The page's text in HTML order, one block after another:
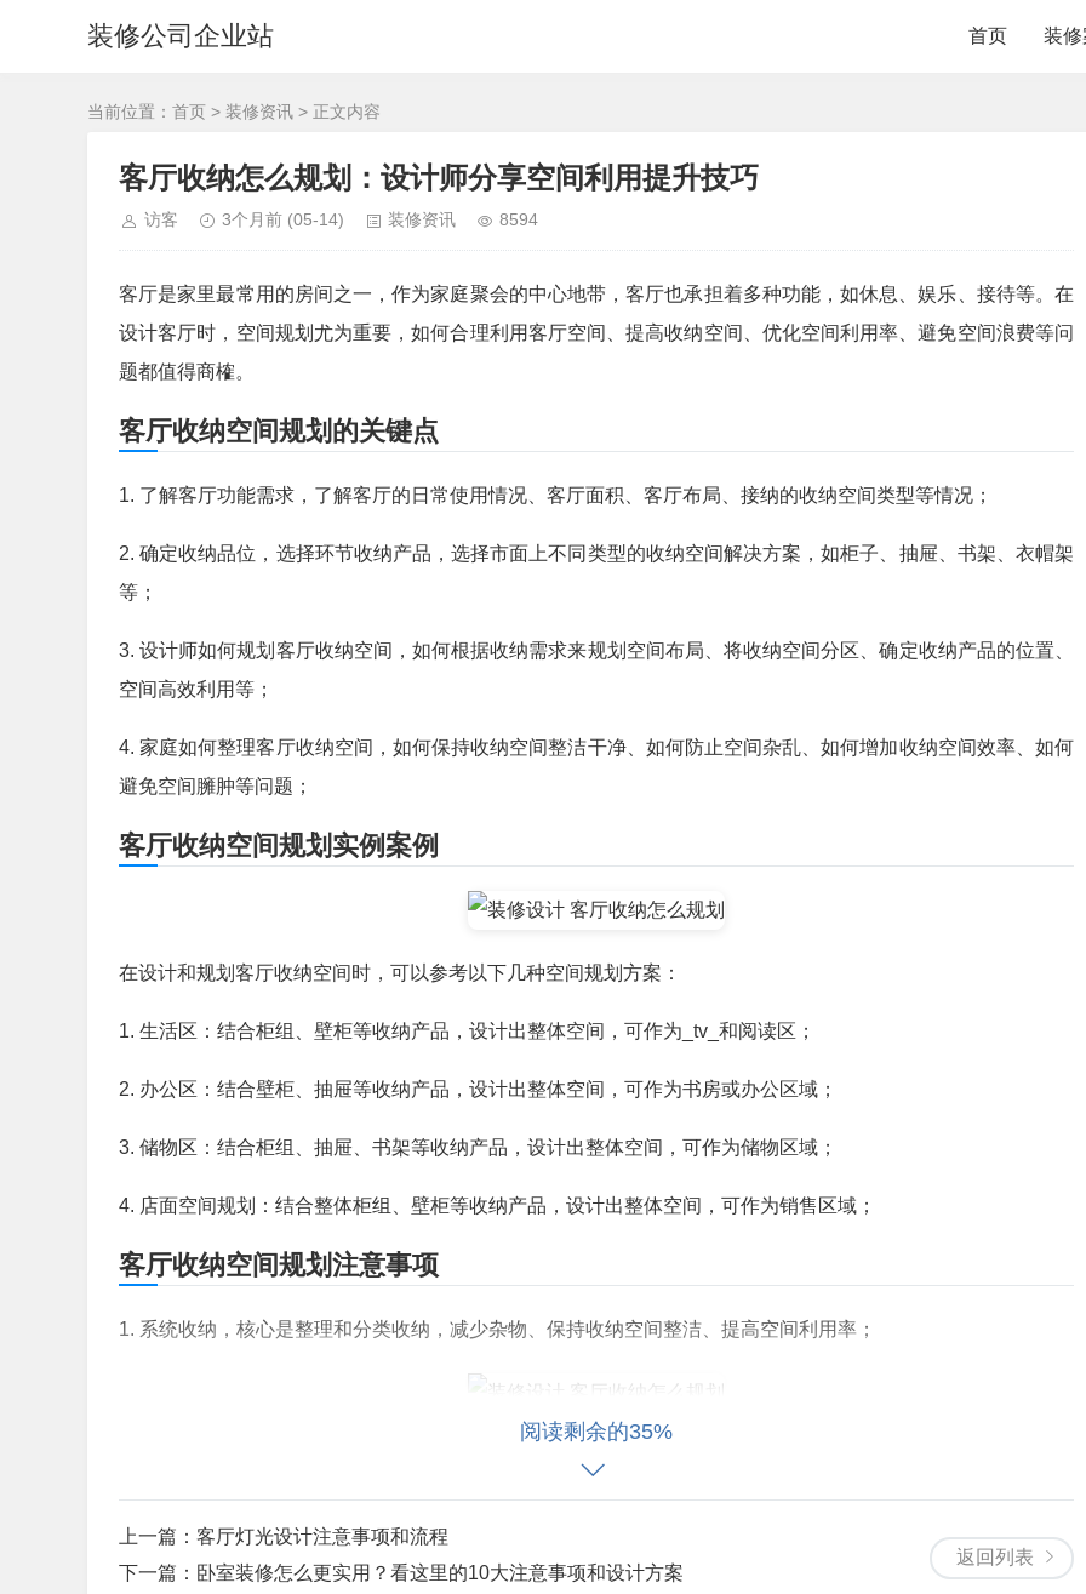
装修公司企业站 首页 装
当前位置： 首页 > 装修资讯 > 正文内容
客厅收纳怎么规划：设计师分享空间利用提升技巧
访客 3个月前 (05-14) 装修资讯 8594
客厅是家里最常用的房间之一，作为家庭聚会的中心地带，客厅也承担着多种功能，如休息、娱乐、接待等。在
设计客厅时，空间规划尤为重要，如何合理利用客厅空间、提高收纳空间、优化空间利用率、避免空间浪费等问
题都值得商榷。
客厅收纳空间规划的关键点
1. 了解客厅功能需求，了解客厅的日常使用情况、客厅面积、客厅布局、接纳的收纳空间类型等情况；
2. 确定收纳品位，选择环节收纳产品，选择市面上不同类型的收纳空间解决方案，如柜子、抽屉、书架、衣帽架
等；
3. 设计师如何规划客厅收纳空间，如何根据收纳需求来规划空间布局、将收纳空间分区、确定收纳产品的位置、
空间高效利用等；
4. 家庭如何整理客厅收纳空间，如何保持收纳空间整洁干净、如何防止空间杂乱、如何增加收纳空间效率、如何
避免空间臃肿等问题；
客厅收纳空间规划实例案例
在设计和规划客厅收纳空间时，可以参考以下几种空间规划方案：
1. 生活区：结合柜组、壁柜等收纳产品，设计出整体空间，可作为_tv_和阅读区；
2. 办公区：结合壁柜、抽屉等收纳产品，设计出整体空间，可作为书房或办公区域；
3. 储物区：结合柜组、抽屉、书架等收纳产品，设计出整体空间，可作为储物区域；
4. 店面空间规划：结合整体柜组、壁柜等收纳产品，设计出整体空间，可作为销售区域；
客厅收纳空间规划注意事项
1. 系统收纳，核心是整理和分类收纳，减少杂物、保持收纳空间整洁、提高空间利用率；
4. 业务运行管理，是否之前的收纳空间规划是否有效、是否能增加收纳空间效率等；
阅读剩余的35%
返回列表
上一篇： 客厅灯光设计注意事项和流程
下一篇： 卧室装修怎么更实用？看这里的10大注意事项和设计方案